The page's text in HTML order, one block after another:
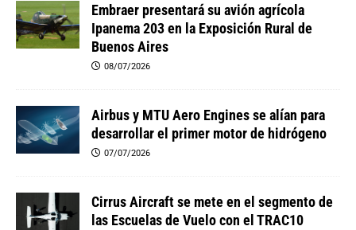
Embraer presentará su avión agrícola
Ipanema 203 en la Exposición Rural de
Buenos Aires
08/07/2026
Airbus y MTU Aero Engines se alían para
desarrollar el primer motor de hidrógeno
07/07/2026
Cirrus Aircraft se mete en el segmento de
las Escuelas de Vuelo con el TRAC10